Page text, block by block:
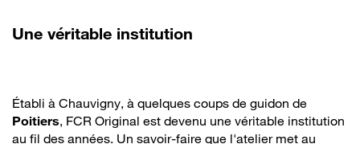
Une véritable institution
Établi à Chauvigny, à quelques coups de guidon de
Poitiers, FCR Original est devenu une véritable institution
au fil des années. Un savoir-faire que l'atelier met au